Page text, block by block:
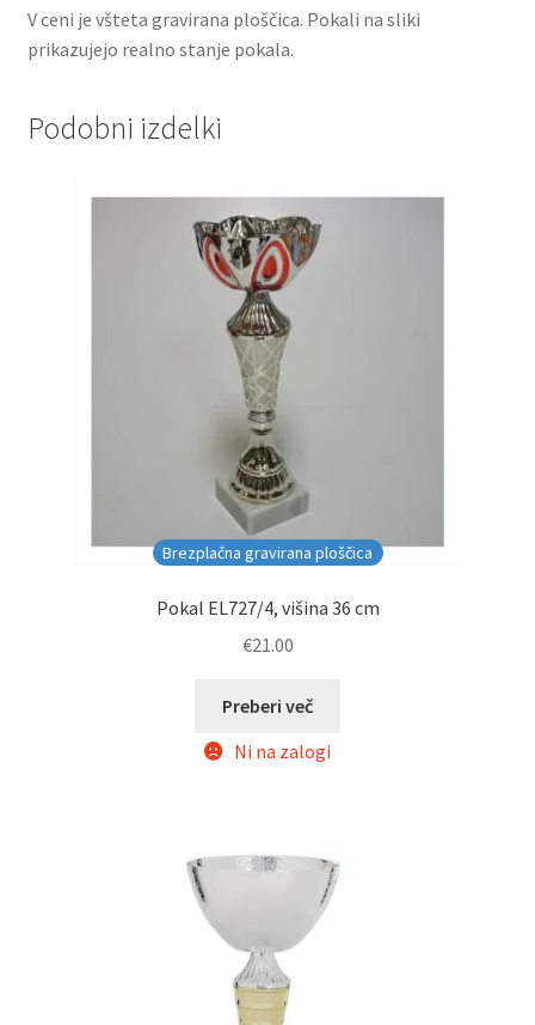
V ceni je všteta gravirana ploščica. Pokali na sliki
prikazujejo realno stanje pokala.
Podobni izdelki
Brezplačna gravirana ploščica
Pokal EL727/4, višina 36 cm
€21.00
Preberi več
Ni na zalogi